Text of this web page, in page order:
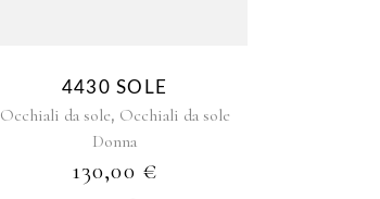
4430 SOLE
Occhiali da sole, Occhiali da sole
Donna
130,00 €